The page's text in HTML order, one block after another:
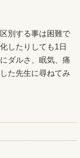
別する事は困難で
したりしても1日
ダルさ、眠気、痛
た先生に尋ねてみ